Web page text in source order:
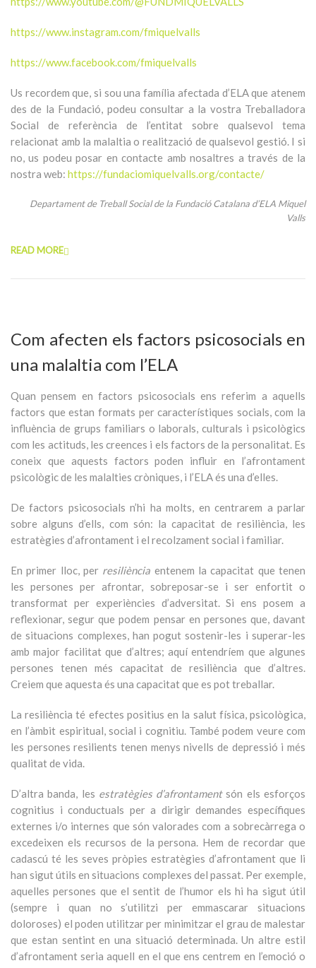
https://www.instagram.com/fmiquelvalls
https://www.facebook.com/fmiquelvalls
Us recordem que, si sou una família afectada d’ELA que atenem
des de la Fundació, podeu consultar a la vostra Treballadora
Social de referència de l’entitat sobre qualsevol tema
relacionat amb la malaltia o realització de qualsevol gestió. I si
no, us podeu posar en contacte amb nosaltres a través de la
nostra web: https://fundaciomiquelvalls.org/contacte/
Departament de Treball Social de la Fundació Catalana d’ELA Miquel
Valls
READ MORE
Com afecten els factors psicosocials en
una malaltia com l’ELA
Quan pensem en factors psicosocials ens referim a aquells
factors que estan formats per característiques socials, com la
influència de grups familiars o laborals, culturals i psicològics
com les actituds, les creences i els factors de la personalitat. Es
coneix que aquests factors poden influir en l’afrontament
psicològic de les malalties cròniques, i l’ELA és una d’elles.
De factors psicosocials n’hi ha molts, en centrarem a parlar
sobre alguns d’ells, com són: la capacitat de resiliència, les
estratègies d’afrontament i el recolzament social i familiar.
En primer lloc, per resiliència entenem la capacitat que tenen
les persones per afrontar, sobreposar-se i ser enfortit o
transformat per experiències d’adversitat. Si ens posem a
reflexionar, segur que podem pensar en persones que, davant
de situacions complexes, han pogut sostenir-les i superar-les
amb major facilitat que d’altres; aquí entendríem que algunes
persones tenen més capacitat de resiliència que d’altres.
Creiem que aquesta és una capacitat que es pot treballar.
La resiliència té efectes positius en la salut física, psicològica,
en l’àmbit espiritual, social i cognitiu. També podem veure com
les persones resilients tenen menys nivells de depressió i més
qualitat de vida.
D’altra banda, les estratègies d’afrontamentsón els esforços
cognitius i conductuals per a dirigir demandes específiques
externes i/o internes que són valorades com a sobrecàrrega o
excedeixen els recursos de la persona. Hem de recordar que
cadascú té les seves pròpies estratègies d’afrontament que li
han sigut útils en situacions complexes del passat. Per exemple,
aquelles persones que el sentit de l’humor els hi ha sigut útil
(sempre i quan no s’utilitzi per emmascarar situacions
doloroses) el poden utilitzar per minimitzar el grau de malestar
que estan sentint en una situació determinada. Un altre estil
d’afrontament seria aquell en el que ens centrem en l’emoció o